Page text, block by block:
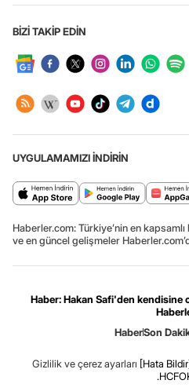
BİZİ TAKİP EDİN
UYGULAMAMIZI İNDİRİN
Haberler.com: Türkiye’nin en
ve en güncel gelişmeler
Haber: Hakan Safi'den kendisine
HaberSon
Gizlilik ve çerez ayarları [Hata